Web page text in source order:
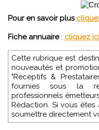
Pour en savoir plus
Fiche annuaire: cliquez ici
Cette rubrique est destinée exclusivement aux produits,
nouveautés et
"Réceptifs &
fournies sous la
professionnels
Rédaction. Si vous
soumettre directement